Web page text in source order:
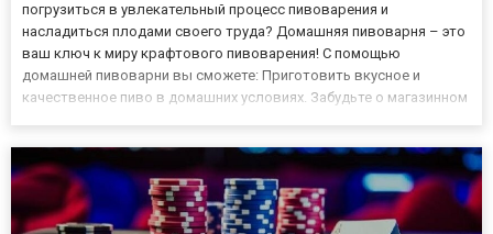
погрузиться в увлекательный процесс пивоварения и
насладиться плодами своего труда? Домашняя пивоварня – это
ваш ключ к миру крафтового пивоварения! С помощью
домашней пивоварни вы сможете: Приготовить вкусное и
качественное пиво в домашних условиях. Забудьте о магазинном
уступает п...